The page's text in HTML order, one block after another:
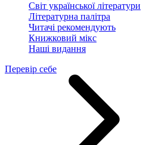
Світ української літератури
Літературна палітра
Читачі рекомендують
Книжковий мікс
Наші видання
Перевір себе